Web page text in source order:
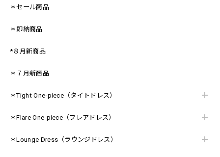
＊セール商品
＊即納商品
*８月新商品
＊７月新商品
＊Tight One-piece（タイトドレス）
＊Flare One-piece（フレアドレス）
＊Lounge Dress（ラウンジドレス）